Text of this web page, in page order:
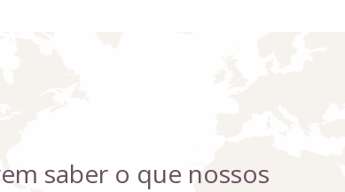
saber o que nossos